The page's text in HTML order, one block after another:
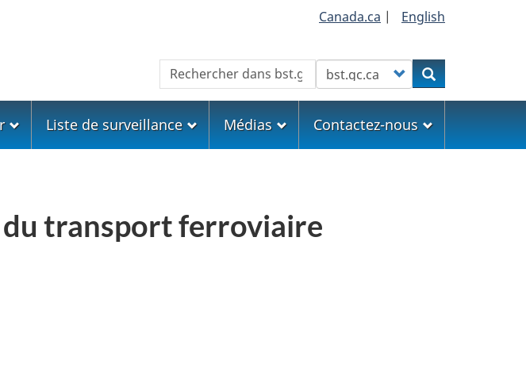
Canada.ca | English
Rechercher Customize your searchRechercher
Liste de surveillance Médias Contactez-nous
du transport ferroviaire